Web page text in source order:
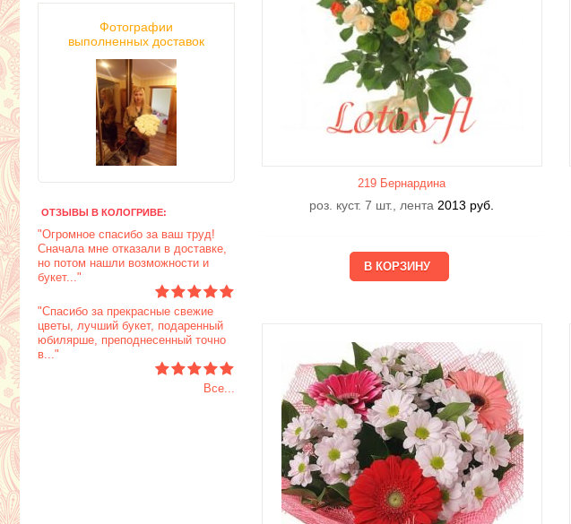
Фотографии
выполненных доставок
ОТЗЫВЫ В КОЛОГРИВЕ:
"Огромное спасибо за ваш труд!
Сначала мне отказали в доставке,
но потом нашли возможности и
букет..."
"Спасибо за прекрасные свежие
цветы, лучший букет, подаренный
юбилярше, преподнесенный точно
в..."
Все...
219 Бернардина
роз. куст. 7 шт., лента 2013 руб.